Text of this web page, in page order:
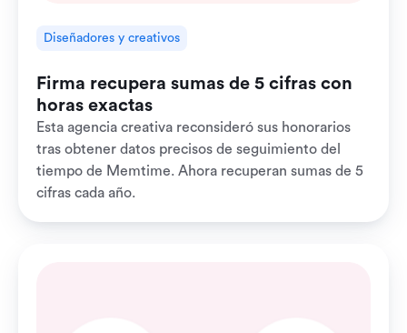
Diseñadores y creativos
Firma recupera sumas de 5 cifras con
horas exactas
Esta agencia creativa reconsideró sus honorarios
tras obtener datos precisos de seguimiento del
tiempo de Memtime. Ahora recuperan sumas de 5
cifras cada año.